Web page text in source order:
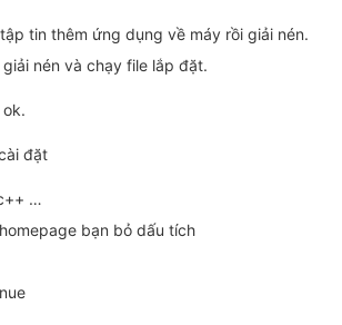
tin thêm ứng dụng về máy rồi giải nén.
nén và chạy file lắp đặt.
đặt
…
bạn bỏ dấu tích